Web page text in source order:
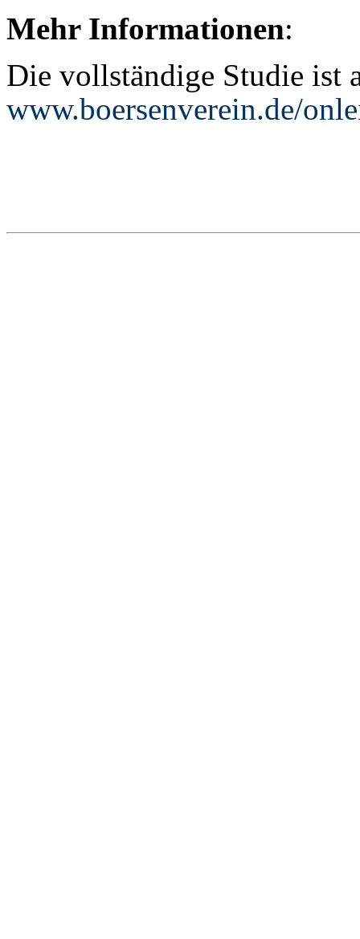
Mehr Informationen:
Die vollständige Studie ist
www.boersenverein.de/